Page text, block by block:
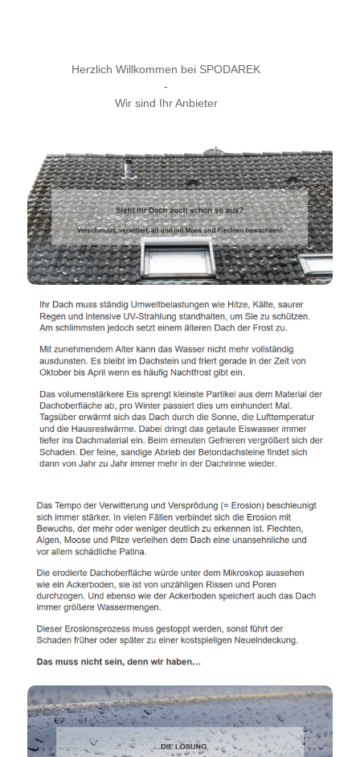
Herzlich Willkommen bei SPODAREK
-
Wir sind Ihr Anbieter